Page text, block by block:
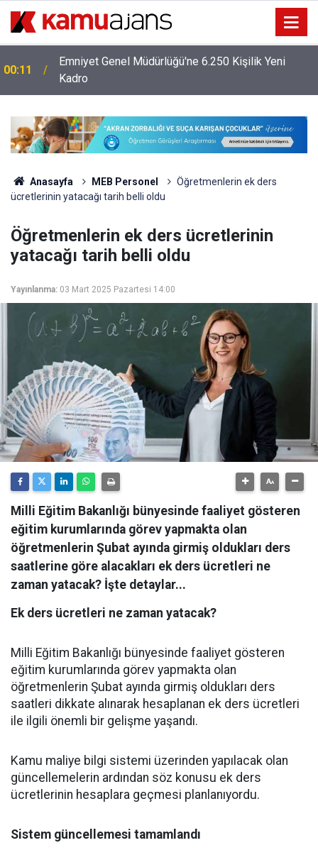
00:11
Emniyet Genel Müdürlüğü'ne 6.250 Kişilik Yeni
Kadro
Anasayfa MEB Personel
Öğretmenlerin ek ders
ücretlerinin yatacağı tarih belli oldu
Öğretmenlerin ek ders ücretlerinin
yatacağı tarih belli oldu
Yayınlanma: 03 Mart 2025 Pazartesi 14:00
Milli Eğitim Bakanlığı bünyesinde faaliyet gösteren
eğitim kurumlarında görev yapmakta olan
öğretmenlerin Şubat ayında girmiş oldukları ders
saatlerine göre alacakları ek ders ücretleri ne
zaman yatacak? İşte detaylar...
Ek ders ücretleri ne zaman yatacak?
Milli Eğitim Bakanlığı bünyesinde faaliyet gösteren
eğitim kurumlarında görev yapmakta olan
öğretmenlerin Şubat ayında girmiş oldukları ders
saatleri dikkate alınarak hesaplanan ek ders ücretleri
ile ilgili önemli bir gelişme yaşandı.
Kamu maliye bilgi sistemi üzerinden yapılacak olan
güncellemelerin ardından söz konusu ek ders
ücretlerinin hesaplara geçmesi planlanıyordu.
Sistem güncellemesi tamamlandı